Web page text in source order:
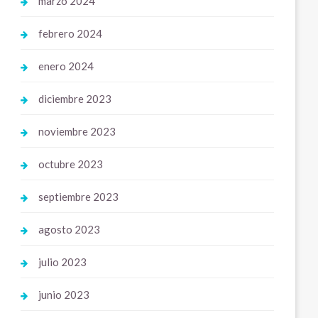
febrero 2024
enero 2024
diciembre 2023
noviembre 2023
octubre 2023
septiembre 2023
agosto 2023
julio 2023
junio 2023